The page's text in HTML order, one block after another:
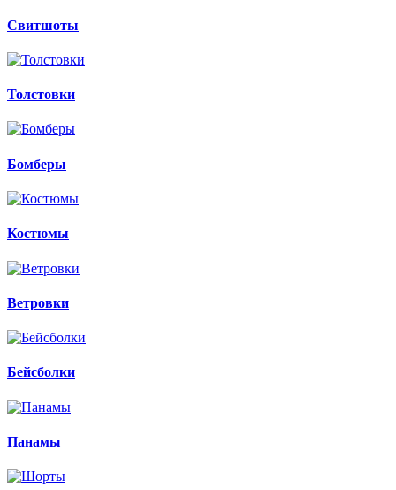
Свитшоты
Толстовки
Бомберы
Костюмы
Ветровки
Бейсболки
Панамы